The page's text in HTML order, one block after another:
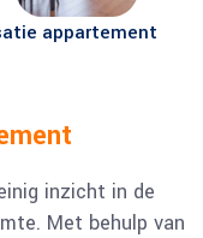
appartement
inzicht in de
Met behulp van